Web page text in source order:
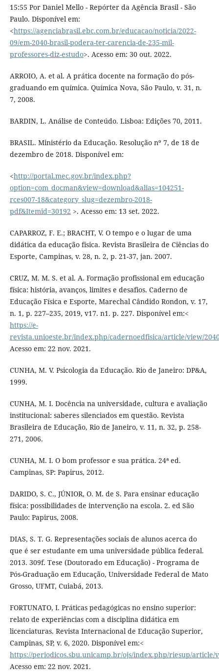
15:55 Por Daniel Mello - Repórter da Agência Brasil - São
Paulo. Disponível em:
<https://agenciabrasil.ebc.com.br/educacao/noticia/2022-
09/em-2040-brasil-podera-ter-carencia-de-235-mil-
professores-diz-estudo>. Acesso em: 30 out. 2022.
ARROIO, A. et al. A prática docente na formação do pós-
graduando em química. Química Nova, São Paulo, v. 31, n.
7, 2008.
BARDIN, L. Análise de Conteúdo. Lisboa: Edições 70, 2011.
BRASIL. Ministério da Educação. Resolução nº 7, de 18 de
dezembro de 2018. Disponível em:
<http://portal.mec.gov.br/index.php?
option=com_docman&view=download&alias=104251-
rces007-18&category_slug=dezembro-2018-
pdf&Itemid=30192 >. Acesso em: 13 set. 2022.
CAPARROZ, F. E.; BRACHT, V. O tempo e o lugar de uma
didática da educação física. Revista Brasileira de Ciências do
Esporte, Campinas, v. 28, n. 2, p. 21-37, jan. 2007.
CRUZ, M. M. S. et al. A. Formação profissional em educação
física: história, avanços, limites e desafios. Caderno de
Educação Física e Esporte, Marechal Cândido Rondon, v. 17,
n. 1, p. 227–235, 2019, v17. n1. p. 227. Disponível em:<
https://e-
revista.unioeste.br/index.php/cadernoedfisica/article/view/
Acesso em: 22 nov. 2021.
CUNHA, M. V. Psicologia da Educação. Rio de Janeiro: DP&A,
1999.
CUNHA, M. I. Docência na universidade, cultura e avaliação
institucional: saberes silenciados em questão. Revista
Brasileira de Educação, Rio de Janeiro, v. 11, n. 32, p. 258-
271, 2006.
CUNHA, M. I. O bom professor e sua prática. 24ª ed.
Campinas, SP: Papirus, 2012.
DARIDO, S. C., JÚNIOR, O. M. de S. Para ensinar educação
física: possibilidades de intervenção na escola. 2. ed São
Paulo: Papirus, 2008.
DIAS, S. T. G. Representações sociais de alunos acerca do
que é ser estudante em uma universidade pública federal.
2013. 309f. Tese (Doutorado em Educação) - Programa de
Pós-Graduação em Educação, Universidade Federal de Mato
Grosso, UFMT, Cuiabá, 2013.
FORTUNATO, I. Práticas pedagógicas no ensino superior:
relato de experiências com a disciplina didática em
licenciaturas. Revista Internacional de Educação Superior,
Campinas, SP, v. 6, 2020. Disponível em:<
https://periodicos.sbu.unicamp.br/ojs/index.php/riesup/article/
Acesso em: 22 nov. 2021.